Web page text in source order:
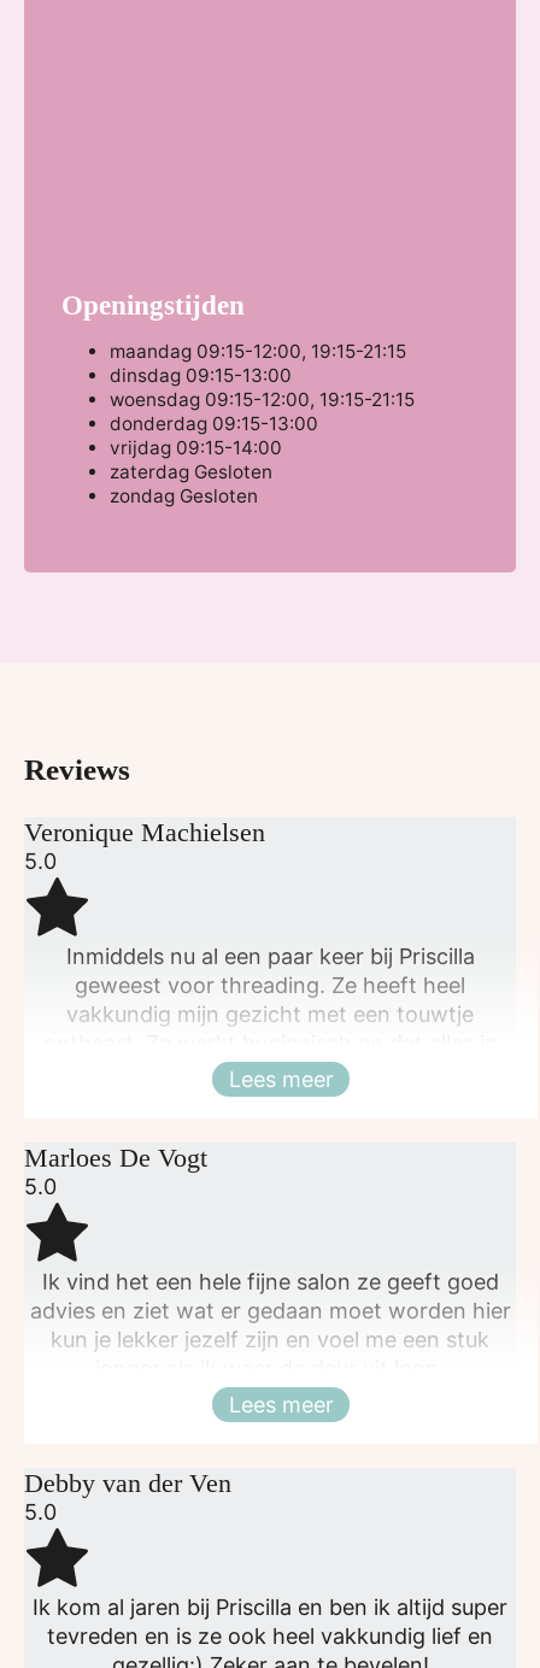
Openingstijden
maandag 09:15-12:00, 19:15-21:15
dinsdag 09:15-13:00
woensdag 09:15-12:00, 19:15-21:15
donderdag 09:15-13:00
vrijdag 09:15-14:00
zaterdag Gesloten
zondag Gesloten
Reviews
Veronique Machielsen
5.0
Inmiddels nu al een paar keer bij Priscilla
geweest voor threading. Ze heeft heel
vakkundig mijn gezicht met een touwtje
een fijne, relaxte sfeer. Priscilla heeft er een
tevreden klant bij!
Sluiten
Lees meer
Marloes De Vogt
5.0
Ik vind het een hele fijne salon ze geeft goed
advies en ziet wat er gedaan moet worden hier
kun je lekker jezelf zijn en voel me een stuk
Sluiten
Lees meer
Debby van der Ven
5.0
Ik kom al jaren bij Priscilla en ben ik altijd super
tevreden en is ze ook heel vakkundig lief en